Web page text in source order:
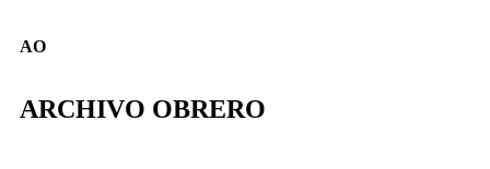
AO
ARCHIVO OBRERO